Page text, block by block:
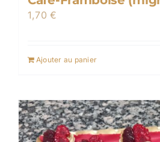
1,70€
Ajouter au panier